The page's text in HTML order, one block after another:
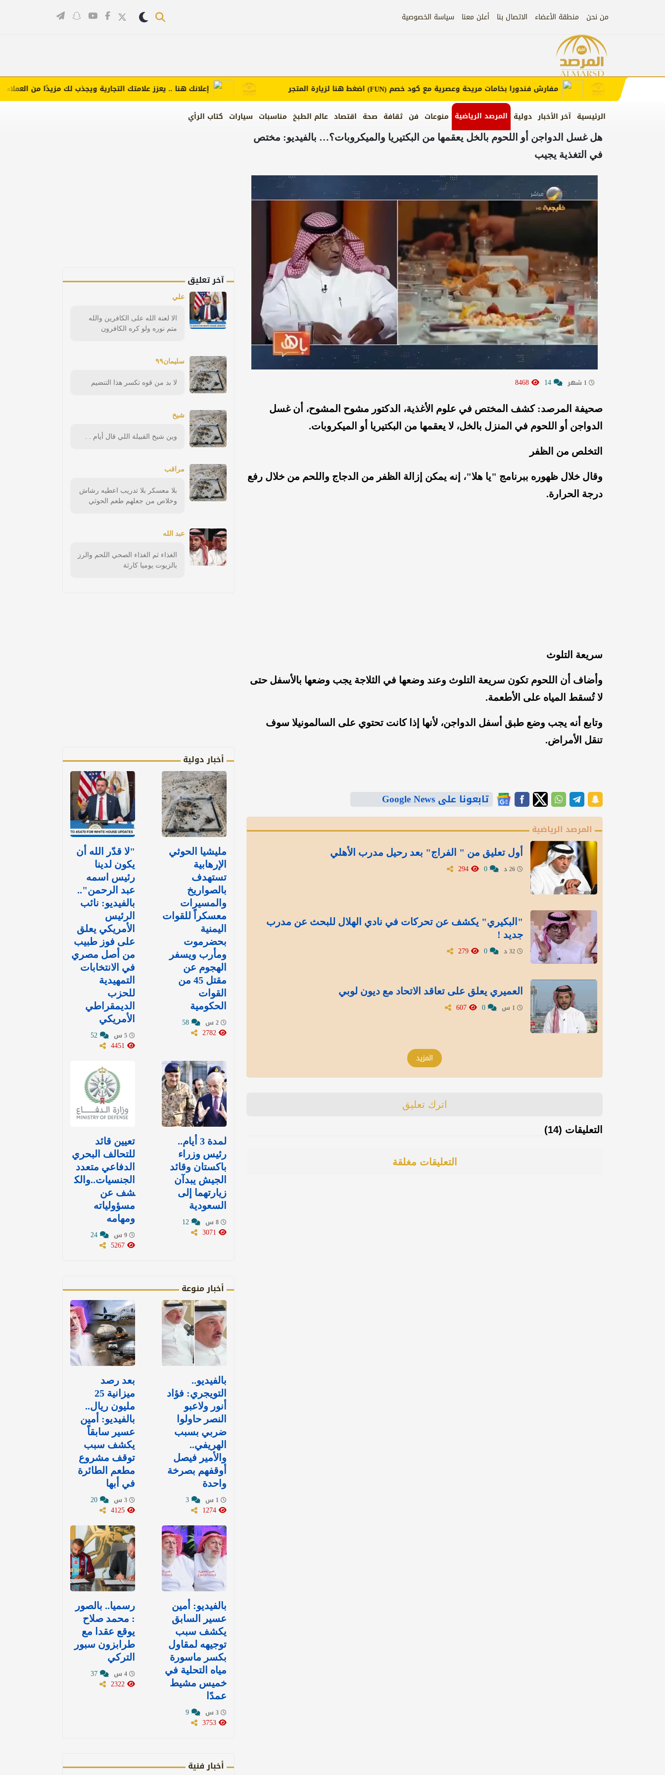
من نحن منطقة الأعضاء الاتصال بنا أعلن معنا سياسة الخصوصية
الرئيسية آخر الأخبار دولية المرصد الرياضية منوعات فن ثقافة صحة اقتصاد عالم الطبخ مناسبات سيارات كتاب الرأي
إعلانك هنا .. يعزز علامتك التجارية ويجذب لك مزيدًا من العملاء مفارش فندورا بخامات مريحة وعصرية مع كود خصم(FUN)اضغط هنا لزيارة المتجر
‏هل غسل الدواجن أو اللحوم بالخل يعقمها من البكتيريا والميكروبات؟… بالفيديو: مختص
في التغذية يجيب
صحيفة المرصد: كشف المختص في علوم الأغذية، الدكتور مشوح المشوح، أن غسل
الدواجن أو اللحوم في المنزل بالخل، لا يعقمها من البكتيريا أو الميكروبات.
التخلص من الظفر
وقال خلال ظهوره ببرنامج "يا هلا"، إنه يمكن إزالة الظفر من الدجاج واللحم من خلال رفع
درجة الحرارة.
سريعة التلوث
وأضاف أن اللحوم تكون سريعة التلوث وعند وضعها في الثلاجة يجب وضعها بالأسفل حتى
لا تُسقط المياه على الأطعمة.
وتابع أنه يجب وضع طبق أسفل الدواجن، لأنها إذا كانت تحتوي على السالمونيلا سوف
تنقل الأمراض.
تابعونا على Google News
المرصد الرياضية
أول تعليق من " الفراج" بعد رحيل مدرب الأهلي
"البكيري" يكشف عن تحركات في نادي الهلال للبحث عن مدرب
جديد !
العميري يعلق على تعاقد الاتحاد مع ديون لوبي
المزيد
اترك تعليق
التعليقات (14)
التعليقات مغلقة
آخر تعليق
علي
الا لعنة الله على الكافرين والله
متم نوره ولو كره الكافرون
سليمان٩٩
لا بد من قوه تكسر هذا التنضيم
شيخ
وين شيخ القبيلة اللي قال أيام . .
مراقب
بلا معسكر بلا تدريب اعطيه رشاش
وخلاص من جعلهم طعم الحوثي
عبد الله
الغذاء ثم الغذاء الصحي اللحم والرز
بالزيوت يوميا كارثة
أخبار دولية
مليشيا الحوثي
الإرهابية
تستهدف
بالصواريخ
والمسيرات
معسكراً للقوات
اليمنية
بحضرموت
ومأرب ويسفر
الهجوم عن
مقتل 45 من
القوات
الحكومية
"لا قدّر الله أن
يكون لدينا
رئيس اسمه
عبد الرحمن"..
بالفيديو: نائب
الرئيس
الأمريكي يعلق
على فوز طبيب
من أصل مصري
في الانتخابات
التمهيدية
للحزب
الديمقراطي
الأمريكي
لمدة 3 أيام..
رئيس وزراء
باكستان وقائد
الجيش يبدآن
زيارتهما إلى
السعودية
تعيين قائد
للتحالف البحري
الدفاعي متعدد
الجنسيات..والك
شف عن
مسؤولياته
ومهامه
أخبار منوعة
بالفيديو..
التويجري: فؤاد
أنور ولاعبو
النصر حاولوا
ضربي بسبب
الهريفي..
والأمير فيصل
أوقفهم بصرخة
واحدة
بعد رصد
ميزانية 25
مليون ريال..
بالفيديو: أمين
عسير سابقاً
يكشف سبب
توقف مشروع
مطعم الطائرة
في أبها
بالفيديو: أمين
عسير السابق
يكشف سبب
توجيهه لمقاول
بكسر ماسورة
مياه التحلية في
خميس مشيط
عمدًا
رسميا.. بالصور
: محمد صلاح
يوقع عقدا مع
طرابزون سبور
التركي
أخبار فنية